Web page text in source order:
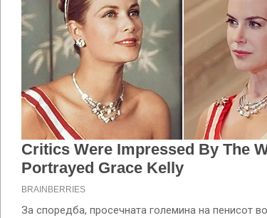
За споредба, просечната големина на пенисот